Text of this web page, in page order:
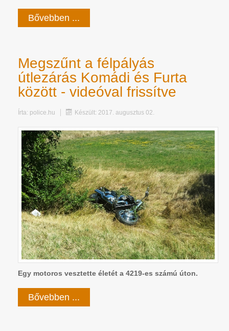
Bővebben ...
Megszűnt a félpályás
útlezárás Komádi és Furta
között - videóval frissítve
Írta: police.hu Készült: 2017. augusztus 02.
Egy motoros vesztette életét a 4219-es számú úton.
Bővebben ...